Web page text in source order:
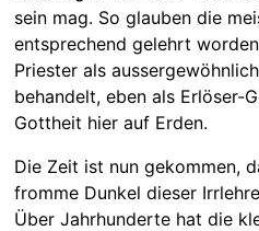
sein mag. So glauben die
entsprechend gelehrt
Priester als
behandelt, eben als Erlöser-
Gottheit hier auf Erden.
Die Zeit ist nun gekommen,
fromme Dunkel dieser
Über Jahrhunderte hat die